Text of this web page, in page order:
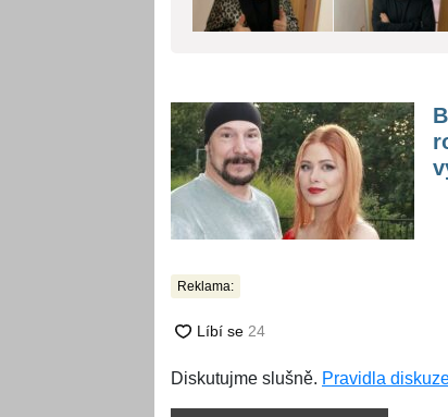
Reklama:
Diskutujme slušně. Pravidla